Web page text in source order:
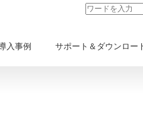
入事例 サポート＆ダウンロー